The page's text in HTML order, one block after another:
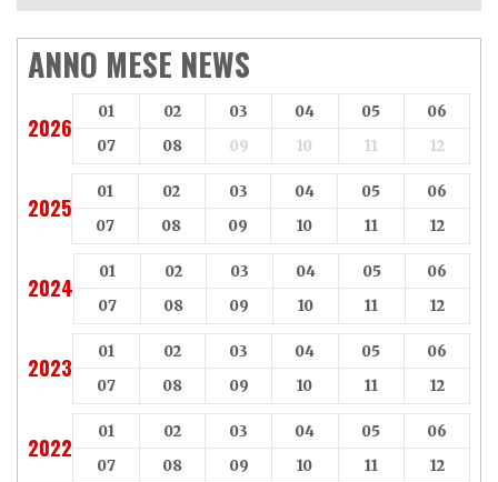
ANNO MESE NEWS
2026
01 02 03 04 05
06
07
08 09 10 11 12
2025
01 02 03 04 05
06
07
08 09 10 11 12
2024
01 02 03 04 05
06
07
08 09 10 11 12
2023
01 02 03 04 05
06
07
08 09 10 11 12
2022
01 02 03 04 05
06
07
08 09 10 11 12